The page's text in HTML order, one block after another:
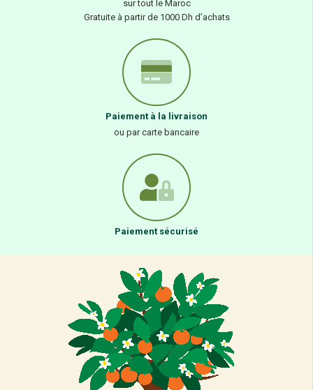
sur tout le Maroc
Gratuite à partir de 1000 Dh d’achats
Paiement à la livraison
ou par carte bancaire
Paiement sécurisé